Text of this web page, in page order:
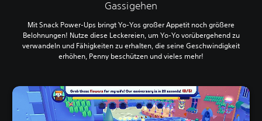
Gassigehen
Mit Snack Power-Ups bringt Yo-Yos großer Appetit noch größere
Belohnungen! Nutze diese Leckereien, um Yo-Yo vorübergehend zu
verwandeln und Fähigkeiten zu erhalten, die seine Geschwindigkeit
erhöhen, Penny beschützen und vieles mehr!